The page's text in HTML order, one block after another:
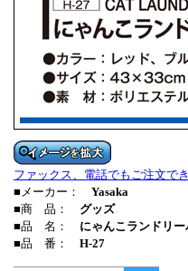
ファックス、電話でもご注文で
■メーカー： Yasaka
■商 品： グッズ
■品 名： にゃんこランドリ
■品 番： H-27